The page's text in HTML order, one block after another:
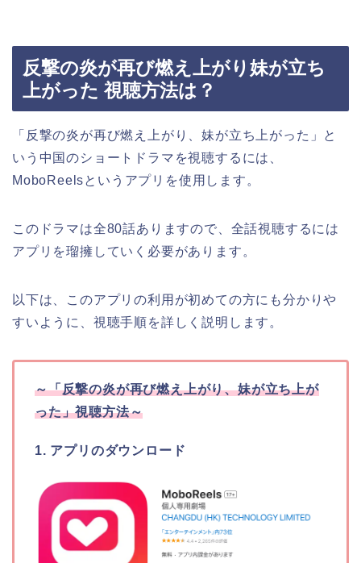
反撃の炎が再び燃え上がり妹が立ち
上がった 視聴方法は？
「反撃の炎が再び燃え上がり、妹が立ち上がった」 と
いう中国のショートドラマを視聴するには、
MoboReelsというアプリを使用します。
このドラマは全80話ありますので、全話視聴するには
アプリを瑠擁していく必要があります。
以下は、このアプリの利用が初めての方にも分かりや
すいように、視聴手順を詳しく説明します。
～「反撃の炎が再び燃え上がり、妹が立ち上が
った」視聴方法～
1. アプリのダウンロード